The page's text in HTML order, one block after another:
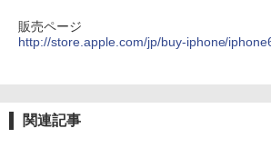
販売ページ
http://store.apple.com/jp/buy-iphone/
関連記事